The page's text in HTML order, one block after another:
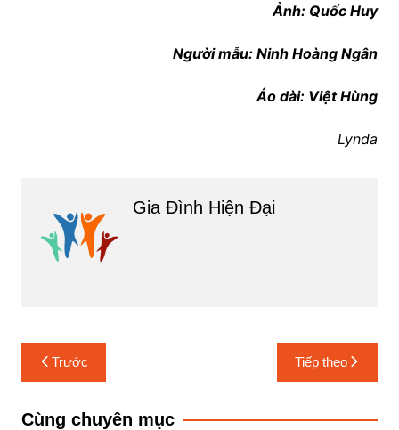
Ảnh: Quốc Huy
Người mẫu: Ninh Hoàng Ngân
Áo dài: Việt Hùng
Lynda
Gia Đình Hiện Đại
Điều
hướng
bài
Trước Tiếp theo
Cùng chuyên mục